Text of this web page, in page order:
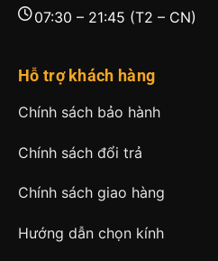
07:30 – 21:45 (T2 – CN)
Hỗ trợ khách hàng
Chính sách bảo hành
Chính sách đổi trả
Chính sách giao hàng
Hướng dẫn chọn kính